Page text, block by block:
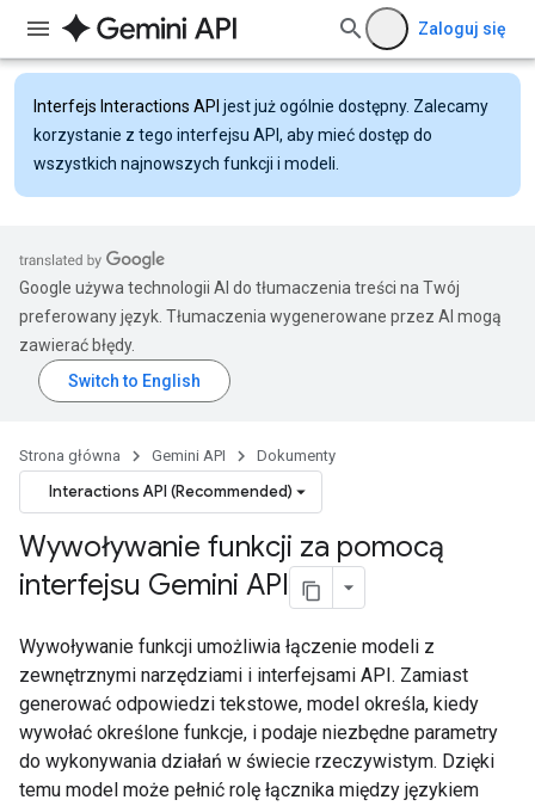
Zaloguj się
Interfejs Interactions API jest już ogólnie dostępny. Zalecamy
korzystanie z tego interfejsu API, aby mieć dostęp do
wszystkich najnowszych funkcji i modeli.
Google używa technologii AI do tłumaczenia treści na Twój
preferowany język. Tłumaczenia wygenerowane przez AI mogą
zawierać błędy.
Strona główna Gemini API Dokumenty
Interactions API (Recommended)
Wywoływanie funkcji za pomocą
interfejsu Gemini API
Wywoływanie funkcji umożliwia łączenie modeli z
zewnętrznymi narzędziami i interfejsami API. Zamiast
generować odpowiedzi tekstowe, model określa, kiedy
wywołać określone funkcje, i podaje niezbędne parametry
do wykonywania działań w świecie rzeczywistym. Dzięki
temu model może pełnić rolę łącznika między językiem